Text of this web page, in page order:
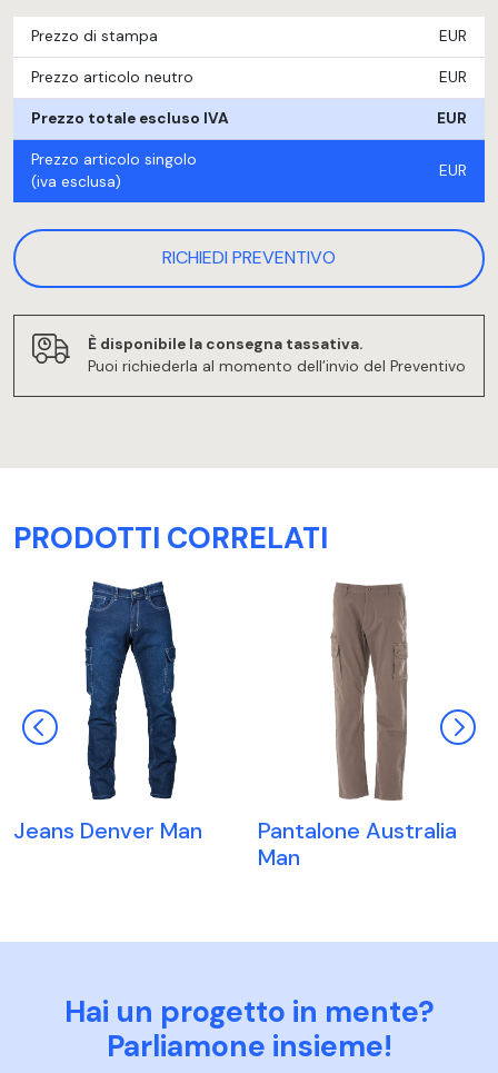
Prezzo di stampa EUR
Prezzo articolo neutro EUR
Prezzo totale escluso IVA EUR
Prezzo articolo singolo
(iva esclusa)
EUR
RICHIEDI PREVENTIVO
È disponibile la consegna tassativa.
Puoi richiederla al momento dell’invio del Preventivo
PRODOTTI CORRELATI
Jeans Denver Man
Pantalone Australia
Man
Hai un progetto in mente?
Parliamone insieme!